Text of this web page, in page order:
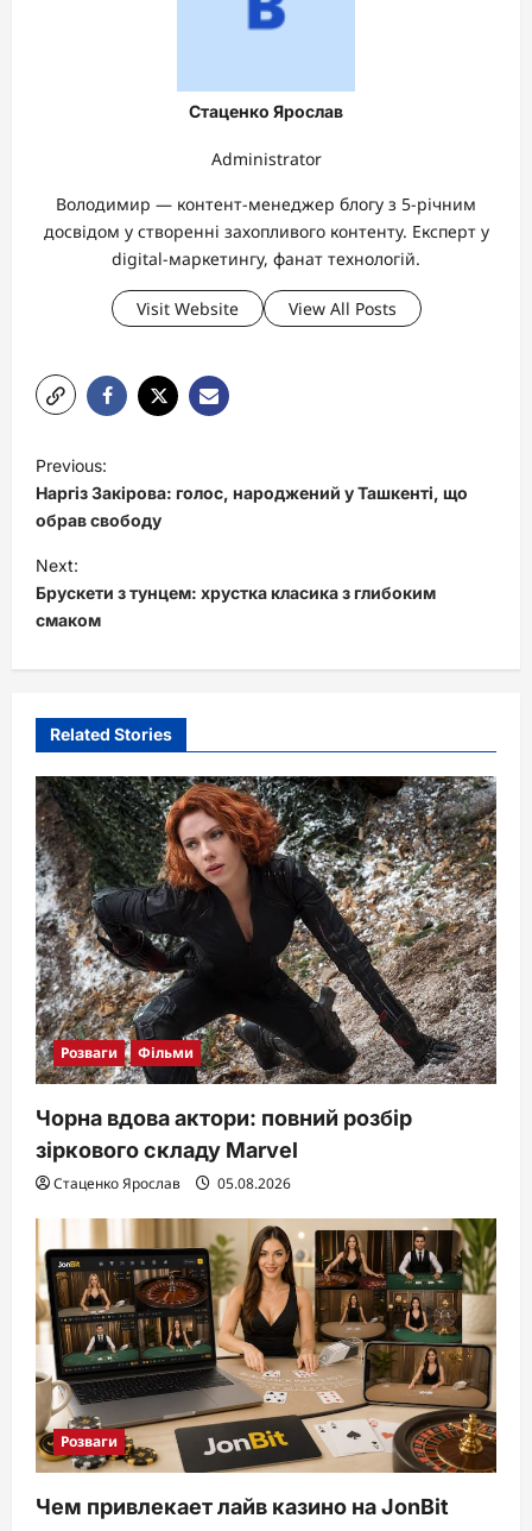
Стаценко Ярослав
Administrator
Володимир — контент-менеджер блогу з 5-річним
досвідом у створенні захопливого контенту. Експерт у
digital-маркетингу, фанат технологій.
Visit Website View All Posts
P
o
s
t
n
a
v
g
a
t
i
o
n
Previous:
Наргіз Закірова: голос, народжений у Ташкенті, що
обрав свободу
Next:
Брускети з тунцем: хрустка класика з глибоким
смаком
Related Stories
Розваги Фільми
Чорна вдова актори: повний розбір
зіркового складу Marvel
Стаценко Ярослав 05.08.2026
Розваги
Чем привлекает лайв казино на JonBit